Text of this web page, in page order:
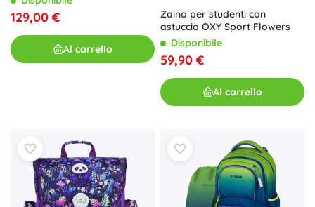
129,00 €
Al carrello
Zaino per studenti con
astuccio OXY Sport Flowers
Disponibile
59,90 €
Al carrello